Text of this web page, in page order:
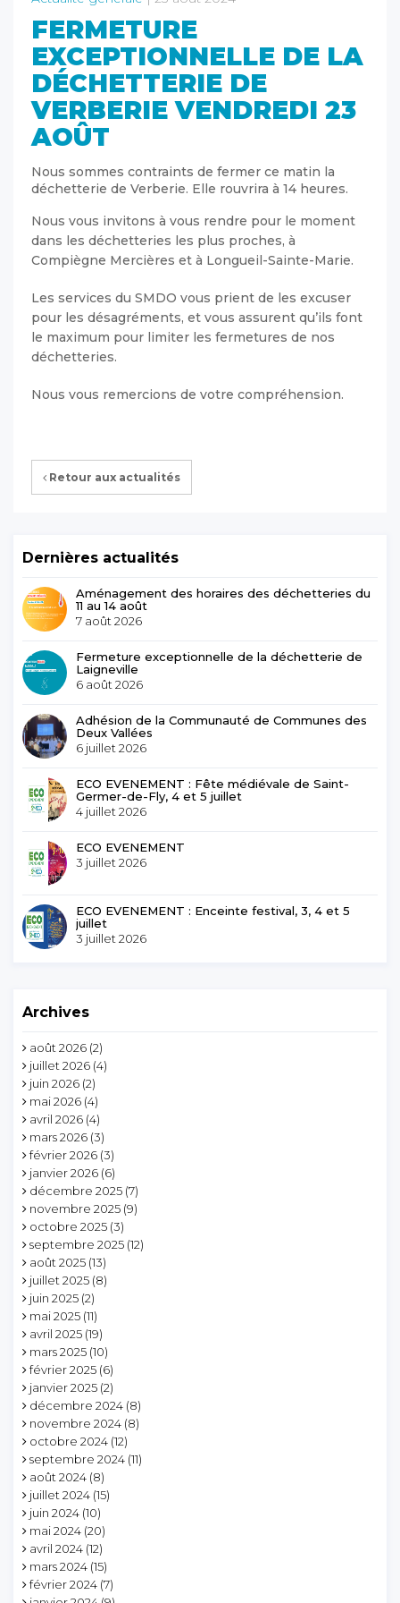
FERMETURE
EXCEPTIONNELLE DE LA
DÉCHETTERIE DE
VERBERIE VENDREDI 23
AOÛT
Nous sommes contraints de fermer ce matin la
déchetterie de Verberie. Elle rouvrira à 14 heures.
Nous vous invitons à vous rendre pour le moment
dans les déchetteries les plus proches, à
Compiègne Mercières et à Longueil-Sainte-Marie.
Les services du SMDO vous prient de les excuser
pour les désagréments, et vous assurent qu’ils font
le maximum pour limiter les fermetures de nos
déchetteries.
Nous vous remercions de votre compréhension.
Retour aux actualités
Dernières actualités
Aménagement des horaires des déchetteries du
11 au 14 août
7 août 2026
Fermeture exceptionnelle de la déchetterie de
Laigneville
6 août 2026
Adhésion de la Communauté de Communes des
Deux Vallées
6 juillet 2026
ECO EVENEMENT : Fête médiévale de Saint-
Germer-de-Fly, 4 et 5 juillet
4 juillet 2026
ECO EVENEMENT
3 juillet 2026
ECO EVENEMENT : Enceinte festival, 3, 4 et 5
juillet
3 juillet 2026
Archives
août 2026 (2)
juillet 2026 (4)
juin 2026 (2)
mai 2026 (4)
avril 2026 (4)
mars 2026 (3)
février 2026 (3)
janvier 2026 (6)
décembre 2025 (7)
novembre 2025 (9)
octobre 2025 (3)
septembre 2025 (12)
août 2025 (13)
juillet 2025 (8)
juin 2025 (2)
mai 2025 (11)
avril 2025 (19)
mars 2025 (10)
février 2025 (6)
janvier 2025 (2)
décembre 2024 (8)
novembre 2024 (8)
octobre 2024 (12)
septembre 2024 (11)
août 2024 (8)
juillet 2024 (15)
juin 2024 (10)
mai 2024 (20)
avril 2024 (12)
mars 2024 (15)
février 2024 (7)